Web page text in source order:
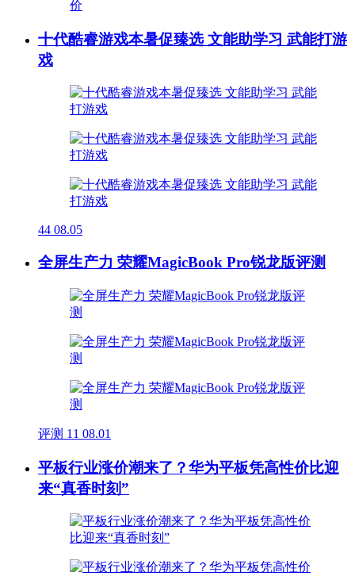
十代酷睿游戏本暑促臻选 文能助学习 武能打游
戏
44 08.05
全屏生产力 荣耀MagicBook Pro锐龙版评测
评测 11 08.01
平板行业涨价潮来了？华为平板凭高性价比迎
来“真香时刻”